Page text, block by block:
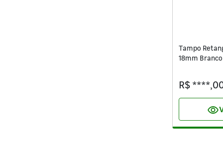
Tampo
18mm Branco
R$
visibility